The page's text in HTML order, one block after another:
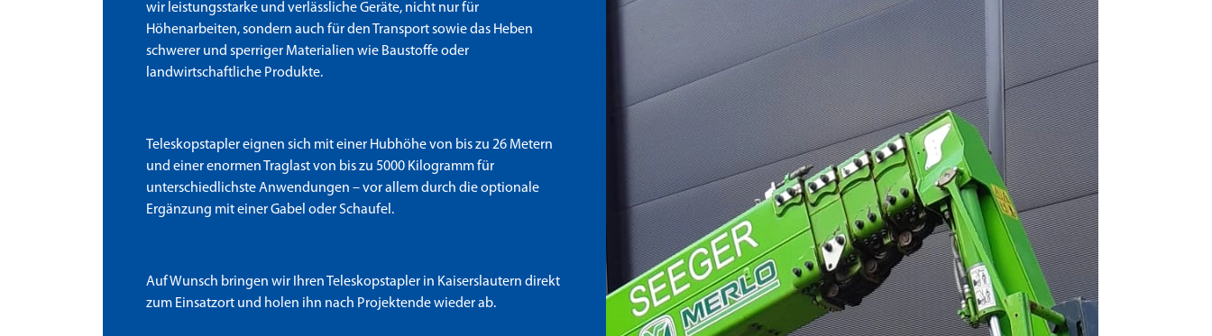
wir leistungsstarke und verlässliche Geräte, nicht nur für
Höhenarbeiten, sondern auch für den Transport sowie das Heben
schwerer und sperriger Materialien wie Baustoffe oder
landwirtschaftliche Produkte.
Teleskopstapler eignen sich mit einer Hubhöhe von bis zu 26 Metern
und einer enormen Traglast von bis zu 5000 Kilogramm für
unterschiedlichste Anwendungen – vor allem durch die optionale
Ergänzung mit einer Gabel oder Schaufel.
Auf Wunsch bringen wir Ihren Teleskopstapler in Kaiserslautern direkt
zum Einsatzort und holen ihn nach Projektende wieder ab.